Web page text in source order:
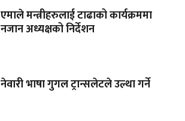
एमाले मन्त्रीहरुलाई टाढाको कार्यक्रममा
नजान अध्यक्षको निर्देशन
नेवारी भाषा गुगल ट्रान्सलेटले उल्था गर्ने